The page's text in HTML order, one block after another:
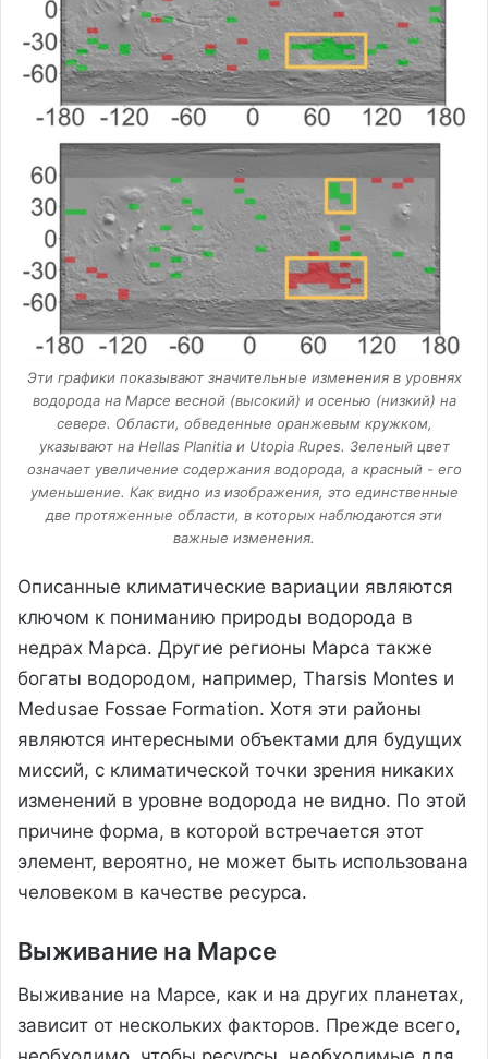
Эти графики показывают значительные изменения в уровнях
водорода на Марсе весной (высокий) и осенью (низкий) на
севере. Области, обведенные оранжевым кружком,
указывают на Hellas Planitia и Utopia Rupes. Зеленый цвет
означает увеличение содержания водорода, а красный - его
уменьшение. Как видно из изображения, это единственные
две протяженные области, в которых наблюдаются эти
важные изменения.
Описанные климатические вариации являются
ключом к пониманию природы водорода в
недрах Марса. Другие регионы Марса также
богаты водородом, например, Tharsis Montes и
Medusae Fossae Formation. Хотя эти районы
являются интересными объектами для будущих
миссий, с климатической точки зрения никаких
изменений в уровне водорода не видно. По этой
причине форма, в которой встречается этот
элемент, вероятно, не может быть использована
человеком в качестве ресурса.
Выживание на Марсе
Выживание на Марсе, как и на других планетах,
зависит от нескольких факторов. Прежде всего,